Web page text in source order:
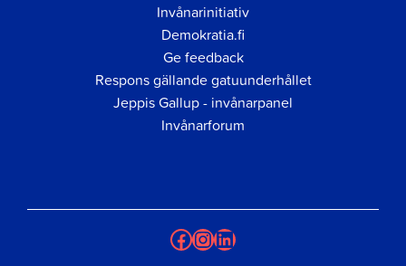
Invånarinitiativ
Demokratia.fi
Ge feedback
Respons gällande gatuunderhållet
Jeppis Gallup - invånarpanel
Invånarforum
Facebook
Instagram
LinkedIn